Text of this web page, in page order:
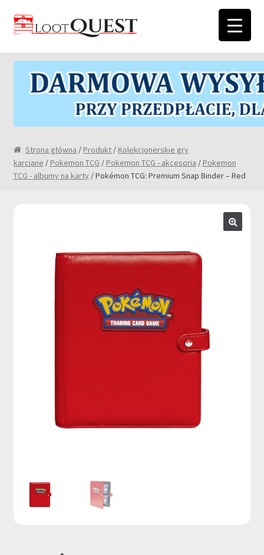
do
nawigacji
do
treści
Strona główna / Produkt / Kolekcjonerskie gry
karciane / Pokemon TCG / Pokemon TCG - akcesoria / Pokemon
TCG - albumy na karty / Pokémon TCG: Premium Snap Binder – Red